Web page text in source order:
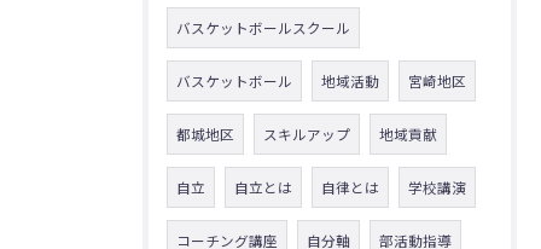
バスケットボールスクール
バスケットボール 地域活動 宮崎地区
都城地区 スキルアップ 地域貢献
自立 自立とは 自律とは 学校講演
コーチング講座 自分軸 部活動指導